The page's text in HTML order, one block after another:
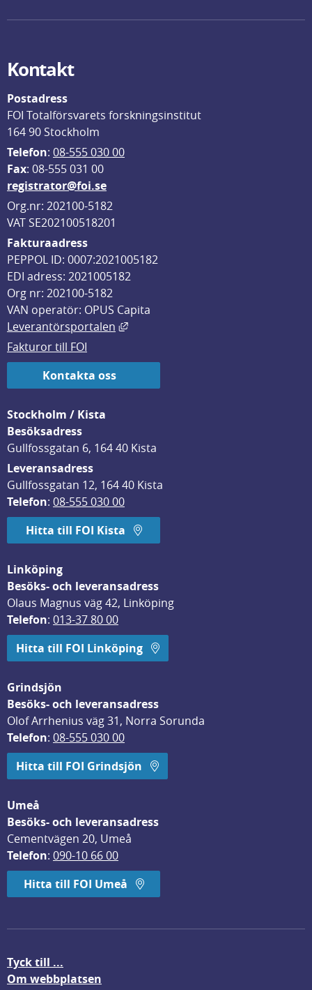
Kontakt
Postadress
FOI Totalförsvarets forskningsinstitut
164 90 Stockholm
Telefon: 08-555 030 00
Fax: 08-555 031 00
registrator@foi.se
Org.nr: 202100-5182
VAT SE202100518201
Fakturaadress
PEPPOL ID: 0007:2021005182
EDI adress: 2021005182
Org nr: 202100-5182
VAN operatör: OPUS Capita
Leverantörsportalen
Länk till annan webbplats, öppnas
Fakturor till FOI
Kontakta oss
Stockholm / Kista
Besöksadress
Gullfossgatan 6, 164 40 Kista
Leveransadress
Gullfossgatan 12, 164 40 Kista
Telefon: 08-555 030 00
Hitta till FOI Kista
Linköping
Besöks- och leveransadress
Olaus Magnus väg 42, Linköping
Telefon: 013-37 80 00
Hitta till FOI Linköping
Grindsjön
Besöks- och leveransadress
Olof Arrhenius väg 31, Norra Sorunda
Telefon: 08-555 030 00
Hitta till FOI Grindsjön
Umeå
Besöks- och leveransadress
Cementvägen 20, Umeå
Telefon: 090-10 66 00
Hitta till FOI Umeå
Tyck till ...
Om webbplatsen